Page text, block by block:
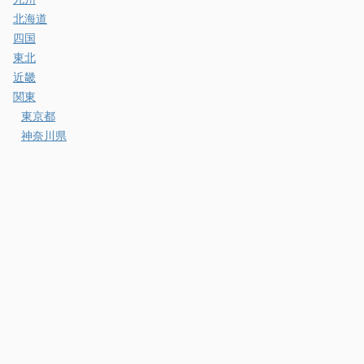
北海道
四国
東北
近畿
関東
東京都
神奈川県